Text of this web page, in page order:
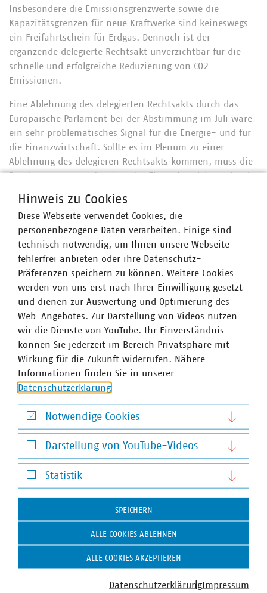
Insbesondere die Emissionsgrenzwerte sowie die
Kapazitätsgrenzen für neue Kraftwerke sind keineswegs
ein Freifahrtschein für Erdgas. Dennoch ist der
ergänzende delegierte Rechtsakt unverzichtbar für die
schnelle und erfolgreiche Reduzierung von CO2-
Emissionen.
Eine Ablehnung des delegierten Rechtsakts durch das
Europäische Parlament bei der Abstimmung im Juli wäre
ein sehr problematisches Signal für die Energie- und für
die Finanzwirtschaft. Sollte es im Plenum zu einer
Ablehnung des delegieren Rechtsakts kommen, muss die
Bundesregierung auf nationaler Ebene handeln und mit
Marktdesign sehr zügig für die richtigen
Rahmenbedingungen sorgen. Ohne diese Unterstützung
wird ein wirtschaftlicher Betrieb neuer Kraftwerke und
KWK-Anlagen nicht möglich sein. Dabei brauchen wir
gerade diese Kraftwerke für Versorgungssicherheit und
den schnellen Ausbau der erneuerbaren Energien.
Andernfalls verlieren wir noch mehr der ohnehin knapp
bemessenen Zeit, um die Klimaziele zu erreichen.“
Der Verband kommunaler Unternehmen e. V. (VKU)
vertritt über 1.500 Stadtwerke und
kommunalwirtschaftliche Unternehmen in den Bereichen
Energie, Wasser/Abwasser, Abfallwirtschaft sowie
Telekommunikation. Mit rund 283.000 Beschäftigten
wurden 2019 Umsatzerlöse von 123 Milliarden Euro
erwirtschaftet und mehr als 13 Milliarden Euro investiert.
Im Endkundensegment haben die VKU-
Mitgliedsunternehmen signifikante Marktanteile in
zentralen Ver- und Entsorgungsbereichen: Strom 62
Prozent, Gas 67 Prozent, Trinkwasser 91 Prozent, Wärme
79 Prozent, Abwasser 45 Prozent. Sie entsorgen jeden Tag
31.500 Tonnen Abfall und tragen durch getrennte
Sammlung entscheidend dazu bei, dass Deutschland mit
67 Prozent die höchste Recyclingquote in der
Europäischen Union hat. Immer mehr
Hinweis zu Cookies
Diese Webseite verwendet Cookies, die
personenbezogene Daten verarbeiten. Einige sind
technisch notwendig, um Ihnen unsere Webseite
fehlerfrei anbieten oder ihre Datenschutz-
Präferenzen speichern zu können. Weitere Cookies
werden von uns erst nach Ihrer Einwilligung gesetzt
und dienen zur Auswertung und Optimierung des
Web-Angebotes. Zur Darstellung von Videos nutzen
wir die Dienste von YouTube. Ihr Einverständnis
können Sie jederzeit im Bereich Privatsphäre mit
Wirkung für die Zukunft widerrufen. Nähere
Informationen finden Sie in unserer
Datenschutzerklärung
Notwendige Cookies
Notwendige Cookies
Darstellung von YouTube-Videos
Darstellung von YouTube-Videos
Statistik
Statistik
SPEICHERN
ALLE COOKIES ABLEHNEN
ALLE COOKIES AKZEPTIEREN
DatenschutzerklärungImpressum